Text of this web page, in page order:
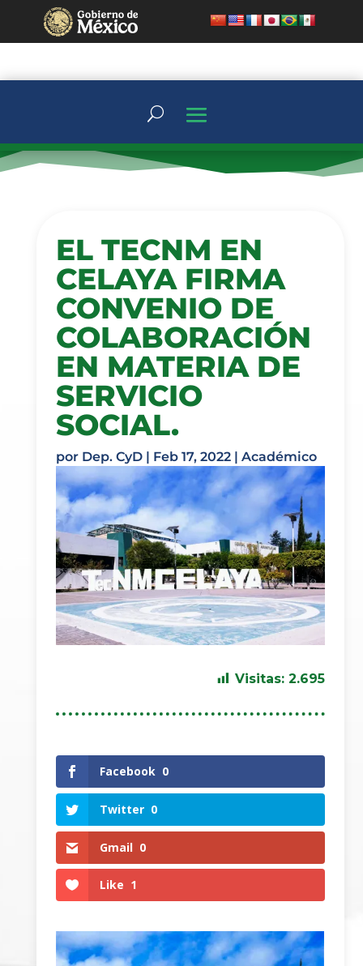
EL TECNM EN
CELAYA FIRMA
CONVENIO DE
COLABORACIÓN
EN MATERIA DE
SERVICIO
SOCIAL.
por Dep. CyD| Feb 17, 2022| Académico
Visitas: 2.695
Facebook 0
Twitter 0
Gmail 0
Like 1